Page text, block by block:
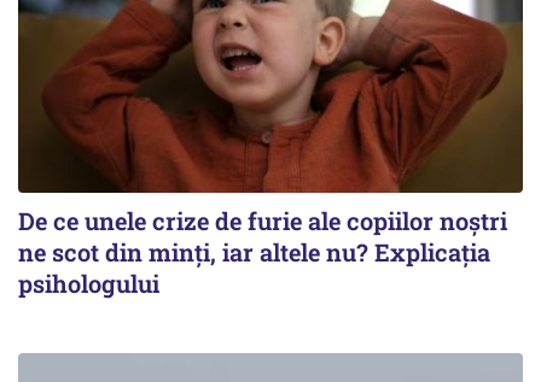
De ce unele crize de furie ale copiilor noștri
ne scot din minți, iar altele nu? Explicația
psihologului